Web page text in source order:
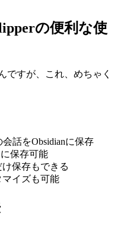
の便利な使
ですが、これ、めちゃく
話をObsidianに保存
保存可能
保存もできる
イズも可能